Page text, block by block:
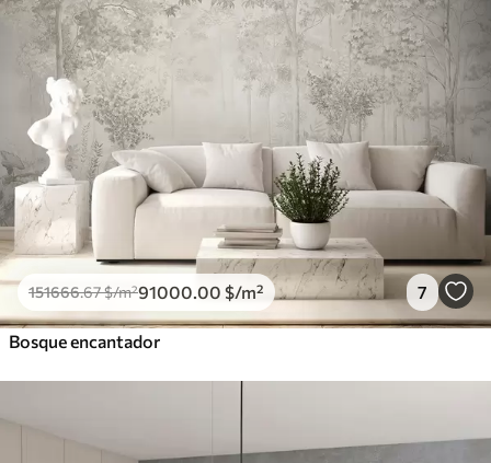
151666.67$/m²91000 .00 $/m² 7
Bosque encantador